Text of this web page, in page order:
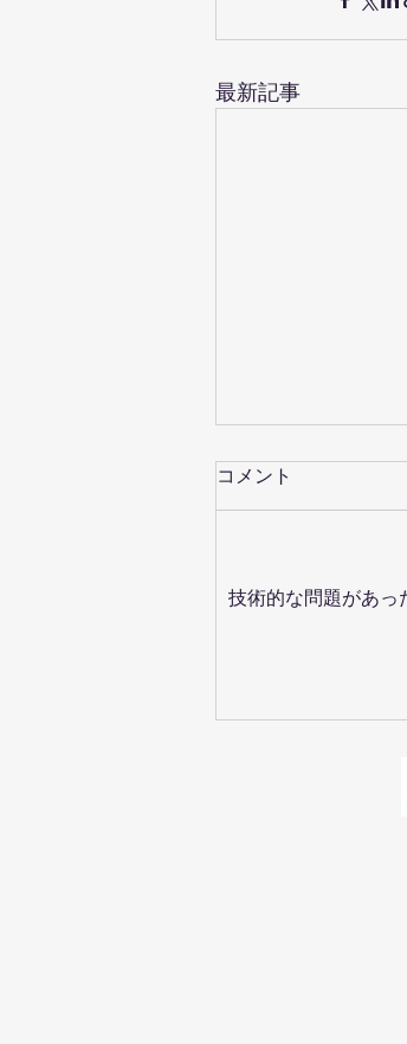
最新記事
コメント
技術的な問題があっ